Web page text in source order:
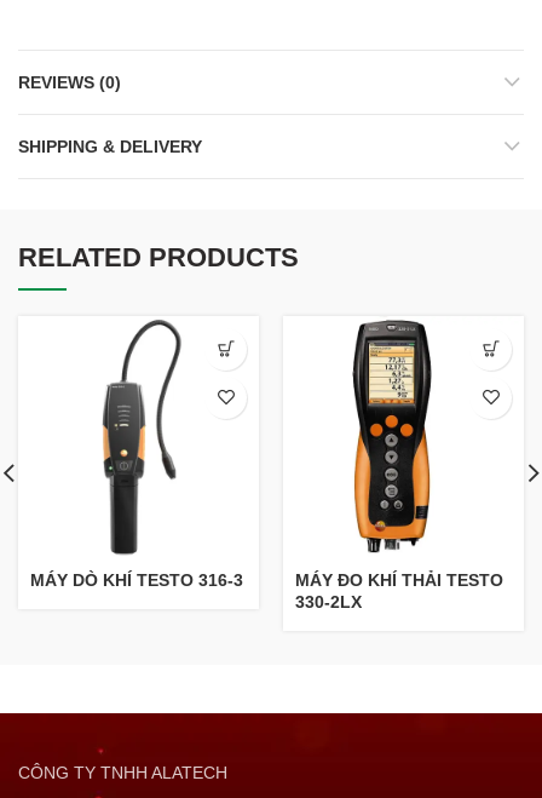
REVIEWS (0)
SHIPPING & DELIVERY
RELATED PRODUCTS
MÁY DÒ KHÍ TESTO 316-3
MÁY ĐO KHÍ THẢI TESTO
330-2LX
CÔNG TY TNHH ALATECH